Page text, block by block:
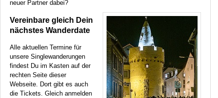
neuer Partner dabei?
Vereinbare gleich Dein
nächstes Wanderdate
Alle aktuellen Termine für
unsere Singlewanderungen
findest Du im Kasten auf der
rechten Seite dieser
Webseite. Dort gibt es auch
die Tickets. Gleich anmelden